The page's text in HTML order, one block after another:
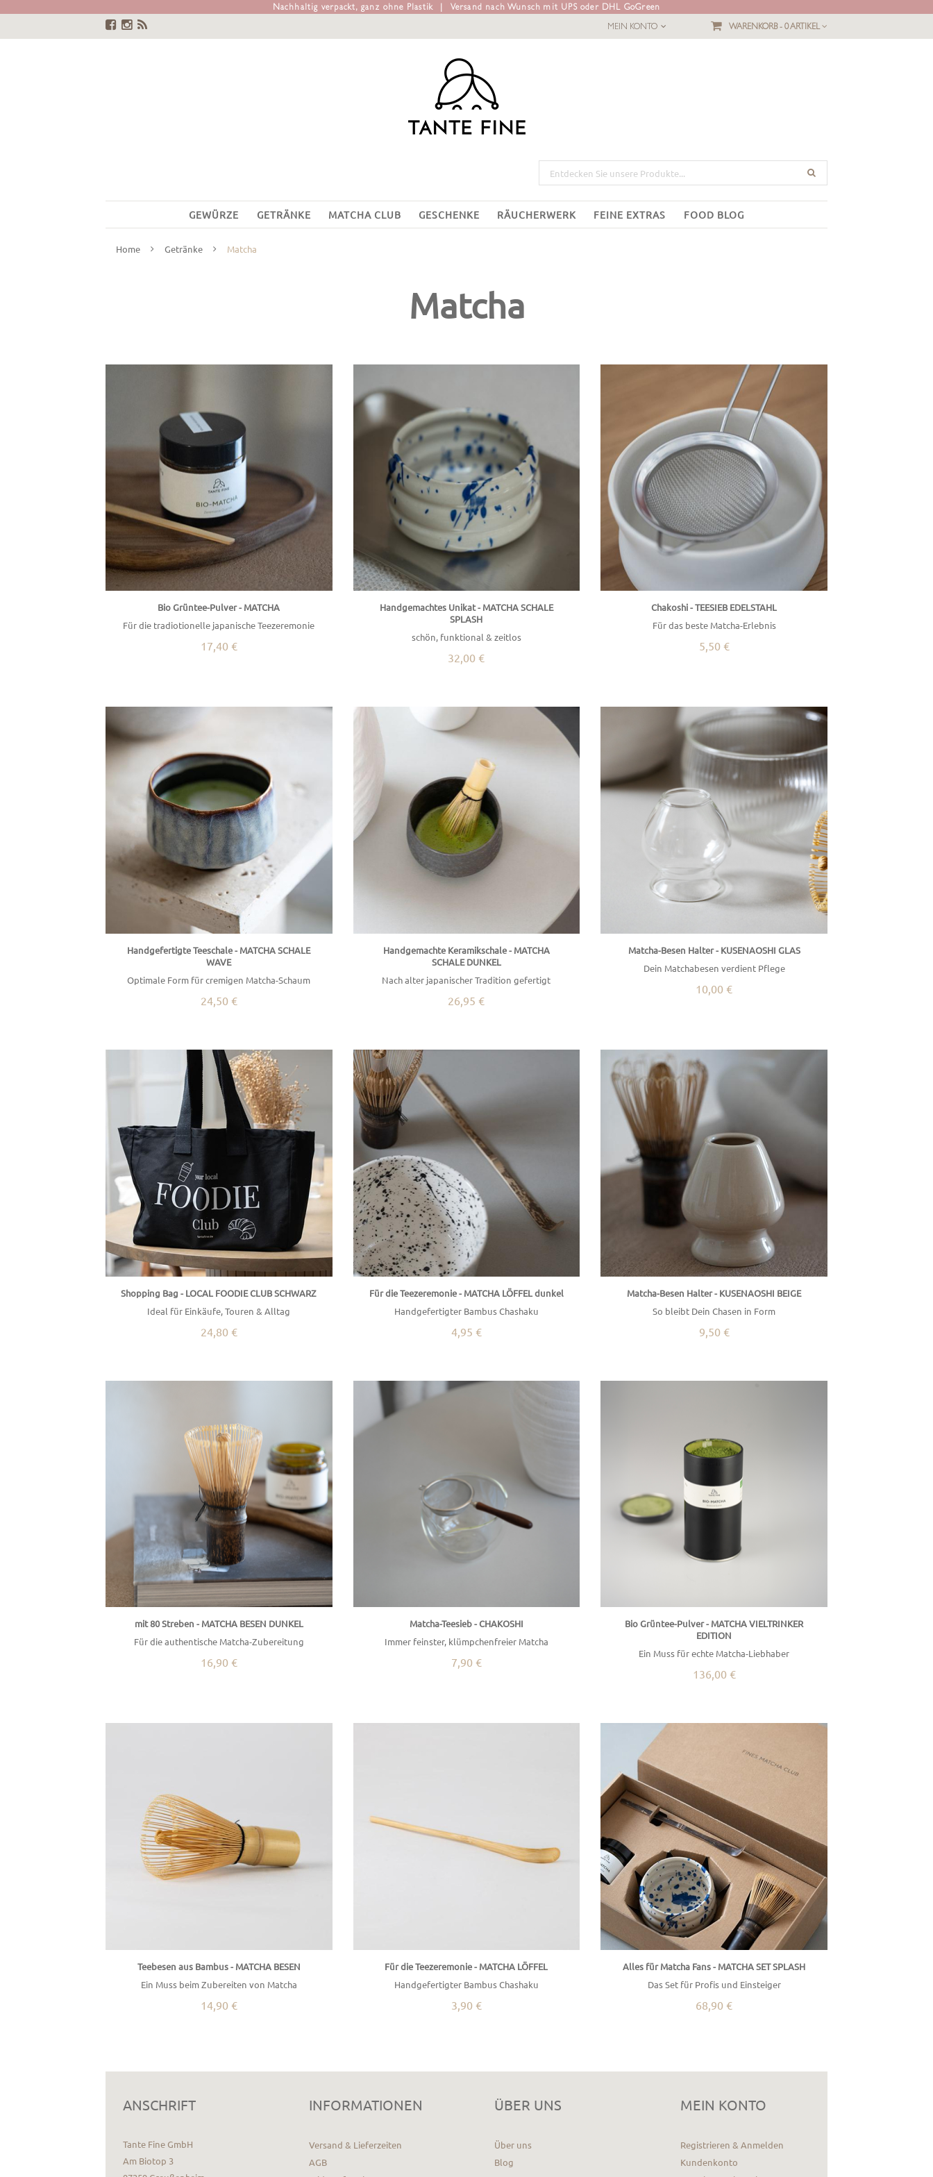
Nachhaltig verpackt, ganz ohne Plastik
Versand nach Wunsch mit UPS oder DHL GoGreen
MEIN KONTO
WARENKORB - 0 ARTIKEL
GEWÜRZE GETRÄNKE MATCHA CLUB GESCHENKE RÄUCHERWERK FEINE EXTRAS FOOD BLOG
Home Getränke Matcha
Matcha
Bio Grüntee-Pulver - MATCHA
Für die tradiotionelle japanische Teezeremonie
17,40 €
Handgemachtes Unikat - MATCHA SCHALE
SPLASH
schön, funktional & zeitlos
32,00 €
Chakoshi - TEESIEB EDELSTAHL
Für das beste Matcha-Erlebnis
5,50 €
Handgefertigte Teeschale - MATCHA SCHALE
WAVE
Optimale Form für cremigen Matcha-Schaum
24,50 €
Handgemachte Keramikschale - MATCHA
SCHALE DUNKEL
Nach alter japanischer Tradition gefertigt
26,95 €
Matcha-Besen Halter - KUSENAOSHI GLAS
Dein Matchabesen verdient Pflege
10,00 €
Shopping Bag - LOCAL FOODIE CLUB SCHWARZ
Ideal für Einkäufe, Touren & Alltag
24,80 €
Für die Teezeremonie - MATCHA LÖFFEL dunkel
Handgefertigter Bambus Chashaku
4,95 €
Matcha-Besen Halter - KUSENAOSHI BEIGE
So bleibt Dein Chasen in Form
9,50 €
mit 80 Streben - MATCHA BESEN DUNKEL
Für die authentische Matcha-Zubereitung
16,90 €
Matcha-Teesieb - CHAKOSHI
Immer feinster, klümpchenfreier Matcha
7,90 €
Bio Grüntee-Pulver - MATCHA VIELTRINKER
EDITION
Ein Muss für echte Matcha-Liebhaber
136,00 €
Teebesen aus Bambus - MATCHA BESEN
Ein Muss beim Zubereiten von Matcha
14,90 €
Für die Teezeremonie - MATCHA LÖFFEL
Handgefertigter Bambus Chashaku
3,90 €
Alles für Matcha Fans - MATCHA SET SPLASH
Das Set für Profis und Einsteiger
68,90 €
ANSCHRIFT
Tante Fine GmbH
Am Biotop 3
INFORMATIONEN
Versand & Lieferzeiten
AGB
ÜBER UNS
Über uns
Blog
MEIN KONTO
Registrieren & Anmelden
Kundenkonto